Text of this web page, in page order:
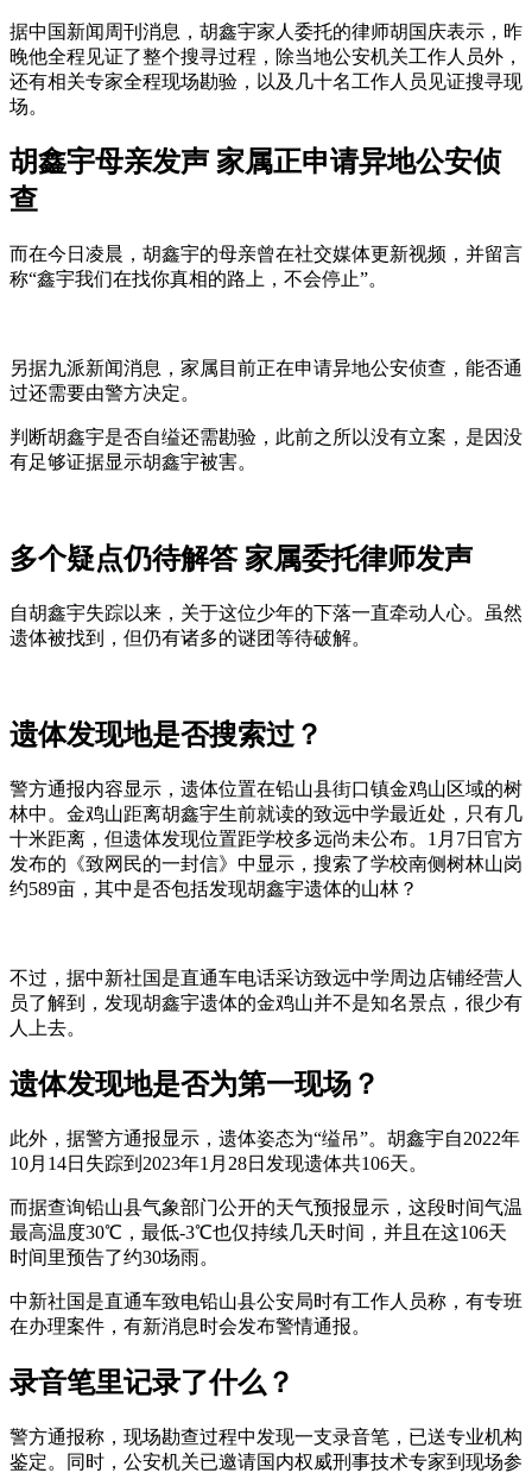
据中国新闻周刊消息，胡鑫宇家人委托的律师胡国庆表示，昨
晚他全程见证了整个搜寻过程，除当地公安机关工作人员外，
还有相关专家全程现场勘验，以及几十名工作人员见证搜寻现
场。
胡鑫宇母亲发声 家属正申请异地公安侦
查
而在今日凌晨，胡鑫宇的母亲曾在社交媒体更新视频，并留言
称“鑫宇我们在找你真相的路上，不会停止”。
另据九派新闻消息，家属目前正在申请异地公安侦查，能否通
过还需要由警方决定。
判断胡鑫宇是否自缢还需勘验，此前之所以没有立案，是因没
有足够证据显示胡鑫宇被害。
多个疑点仍待解答 家属委托律师发声
自胡鑫宇失踪以来，关于这位少年的下落一直牵动人心。虽然
遗体被找到，但仍有诸多的谜团等待破解。
遗体发现地是否搜索过？
警方通报内容显示，遗体位置在铅山县街口镇金鸡山区域的树
林中。金鸡山距离胡鑫宇生前就读的致远中学最近处，只有几
十米距离，但遗体发现位置距学校多远尚未公布。1月7日官方
发布的《致网民的一封信》中显示，搜索了学校南侧树林山岗
约589亩，其中是否包括发现胡鑫宇遗体的山林？
不过，据中新社国是直通车电话采访致远中学周边店铺经营人
员了解到，发现胡鑫宇遗体的金鸡山并不是知名景点，很少有
人上去。
遗体发现地是否为第一现场？
此外，据警方通报显示，遗体姿态为“缢吊”。胡鑫宇自2022年
10月14日失踪到2023年1月28日发现遗体共106天。
而据查询铅山县气象部门公开的天气预报显示，这段时间气温
最高温度30℃，最低-3℃也仅持续几天时间，并且在这106天
时间里预告了约30场雨。
中新社国是直通车致电铅山县公安局时有工作人员称，有专班
在办理案件，有新消息时会发布警情通报。
录音笔里记录了什么？
警方通报称，现场勘查过程中发现一支录音笔，已送专业机构
鉴定。同时，公安机关已邀请国内权威刑事技术专家到现场参